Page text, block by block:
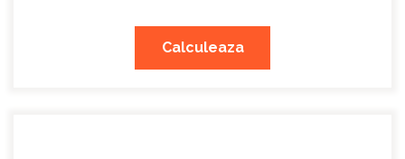
Calculeaza